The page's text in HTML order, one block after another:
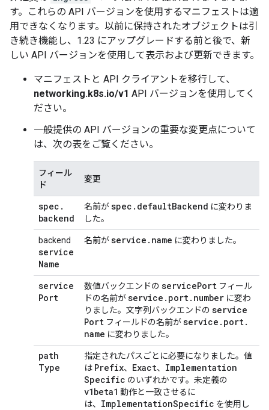
す。これらの API バージョンを使用するマニフェストは適
用できなくなります。以前に保持されたオブジェクトは引
き続き機能し、1.23 にアップグレードする前と後で、新
しい API バージョンを使用して表示および更新できます。
マニフェストと API クライアントを移行して、
networking.k8s.io/v1 API バージョンを使用してく
ださい。
一般提供の API バージョンの重要な変更点について
は、次の表をご覧ください。
フィール
ド
変更
spec .
backend
名前がspec . defaultBackend に変わりま
した。
backend
service
Name
名前がservice . name に変わりました。
service
Port
数値バックエンドの servicePort フィール
ドの名前がservice . port. number に変わ
りました。文字列バックエンドの service
Port フィールドの名前がservice . port.
name に変わりました。
path
Type
指定されたパスごとに必要になりました。値
は Prefix、 Exact、 Implementation
Specific のいずれかです。未定義の
v1beta1 動作と一致させるに
は、 ImplementationSpecific を使用し